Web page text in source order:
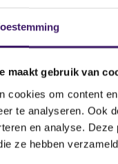
maakt gebruik van
cookies om content
te analyseren. Ook
en analyse.
ze hebben
Reëel